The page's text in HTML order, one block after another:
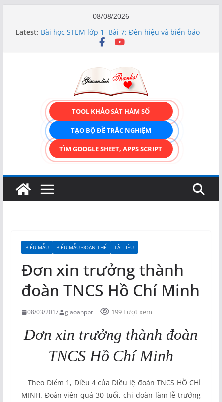
08/08/2026
Latest: KÉO THẢ – HOÀN TOÀN MIỄN PHÍ!
Bài học STEM lớp 1- Bài 7: Đèn hiệu và biển báo
tìm, sửa, xóa và có upload ảnh avatar
Bài học STEM lớp 3 Các bộ phận của thực vật
TẠO FORM ONLINE – TÙY BIẾN GIAO DIỆN ĐỈNH
CAO & XUẤT CODE THÔNG MINH!
TOOL KHẢO SÁT HÀM SỐ
TẠO BỘ ĐỀ TRẮC NGHIỆM
TÌM GOOGLE SHEET, APPS SCRIPT
BIỂU MẪU BIỂU MẪU ĐOÀN THỂ TÀI LIỆU
Đơn xin trưởng thành
đoàn TNCS Hồ Chí Minh
08/03/2017 giaoanppt 199 Lượt xem
Đơn xin trưởng thành đoàn
TNCS Hồ Chí Minh
Theo Điểm 1, Điều 4 của Điều lệ đoàn TNCS HỒ CHÍ
MINH. Đoàn viên quá 30 tuổi, chi đoàn làm lễ trưởng